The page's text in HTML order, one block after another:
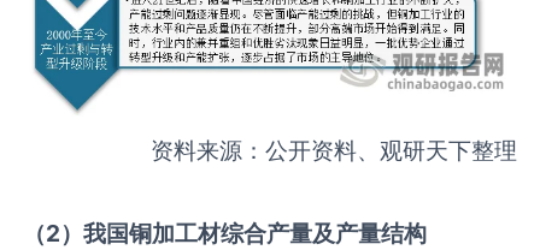
资料来源：公开资料、观研天下整理
（2）我国铜加工材综合产量及产量结构